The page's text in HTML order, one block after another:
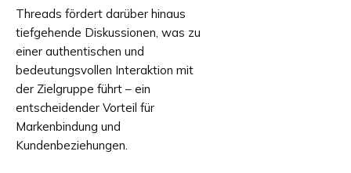
Threads fördert darüber hinaus
tiefgehende Diskussionen, was zu
einer authentischen und
bedeutungsvollen Interaktion mit
der Zielgruppe führt – ein
entscheidender Vorteil für
Markenbindung und
Kundenbeziehungen.